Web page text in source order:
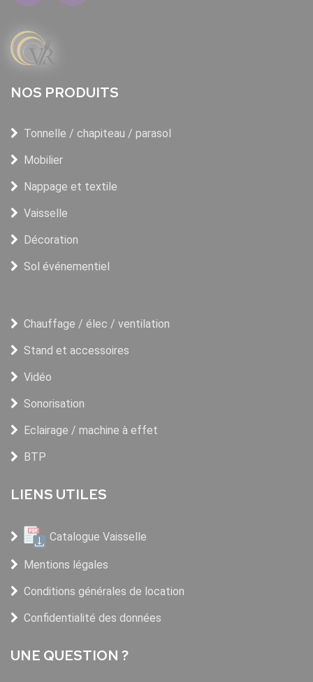
NOS PRODUITS
Tonnelle / chapiteau / parasol
Mobilier
Nappage et textile
Vaisselle
Décoration
Sol événementiel
Chauffage / élec / ventilation
Stand et accessoires
Vidéo
Sonorisation
Eclairage / machine à effet
BTP
LIENS UTILES
Catalogue Vaisselle
Mentions légales
Conditions générales de location
Confidentialité des données
UNE QUESTION ?